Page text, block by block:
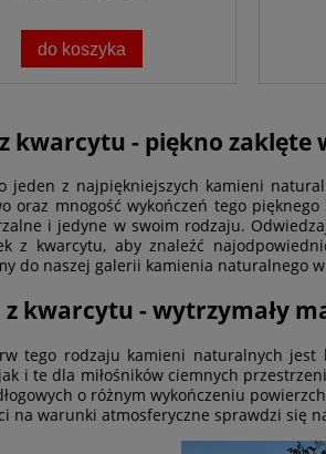
do koszyka
kwarcytu - piękno zaklęte
jeden z najpiękniejszych kamieni
oraz mnogość wykończeń tego
i jedyne w swoim rodzaju.
z kwarcytu, aby znaleźć
do naszej galerii kamienia naturalnego
z kwarcytu - wytrzymały
tego rodzaju kamieni naturalnych jest
i te dla miłośników ciemnych
o różnym wykończeniu
na warunki atmosferyczne sprawdzi się